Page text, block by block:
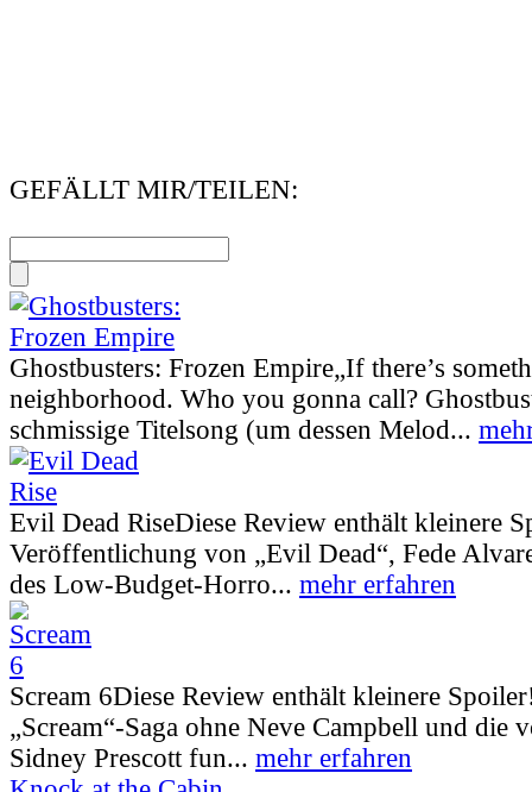
GEFÄLLT MIR/TEILEN:
Ghostbusters: Frozen Empire„If there’s
neighborhood. Who you gonna call?
schmissige Titelsong (um dessen Melod...
Evil Dead RiseDiese Review enthält kleinere
Veröffentlichung von „Evil Dead“, Fede
des Low-Budget-Horro... mehr erfahren
Scream 6Diese Review enthält kleinere
„Scream“-Saga ohne Neve Campbell und die
Sidney Prescott fun... mehr erfahren